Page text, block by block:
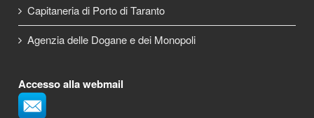
Capitaneria di Porto di Taranto
Agenzia delle Dogane e dei Monopoli
Accesso alla webmail